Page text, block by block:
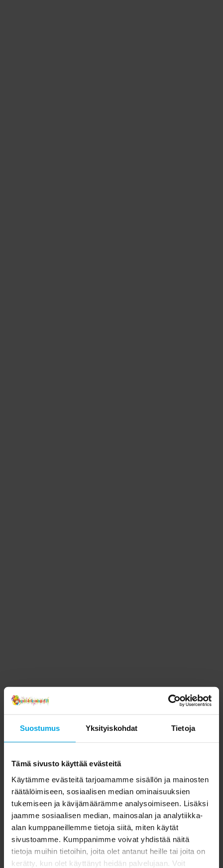
Suostumus Yksityiskohdat Tietoja
Tämä sivusto käyttää evästeitä
Käytämme evästeitä tarjoamamme sisällön ja mainosten
räätälöimiseen, sosiaalisen median ominaisuuksien
tukemiseen ja kävijämäärämme analysoimiseen. Lisäksi
jaamme sosiaalisen median, mainosalan ja analytiikka-
alan kumppaneillemme tietoja siitä, miten käytät
sivustoamme. Kumppanimme voivat yhdistää näitä
tietoja muihin tietoihin, joita olet antanut heille tai joita on
kerätty, kun olet käyttänyt heidän palvelujaan. Voit